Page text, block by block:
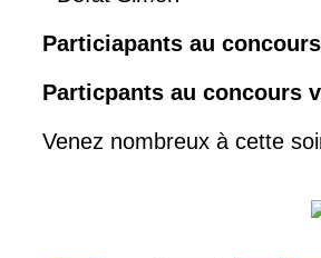
Particiapants au
Particpants au concours
Venez nombreux à cette